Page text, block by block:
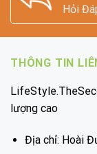
Hỏi
THÔNG TIN
lượng cao
Địa chỉ: Hoài